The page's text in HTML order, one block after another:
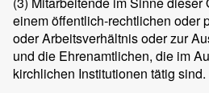
einem öffentlich-rechtlichen oder
oder Arbeitsverhältnis oder zur
und die Ehrenamtlichen, die im
kirchlichen Institutionen tätig sind.